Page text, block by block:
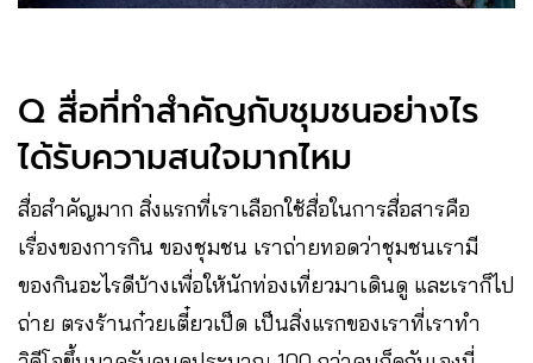
Q สื่อที่ทำสำคัญกับชุมชนอย่างไร ​
ได้รับความสนใจมากไหม
สื่อสำคัญมาก สิ่งแรกที่เราเลือกใช้สื่อในการสื่อสารคือ
เรื่องของการกิน ของชุมชน เราถ่ายทอดว่าชุมชนเรามี
ของกินอะไรดีบ้างเพื่อให้นักท่องเที่ยวมาเดินดู และเราก็ไป
ถ่าย ตรงร้านก๋วยเตี๋ยวเป็ด เป็นสิ่งแรกของเราที่เราทำ